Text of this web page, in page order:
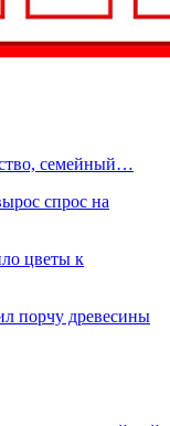
семейный…
спрос на
цветы к
порчу древесины